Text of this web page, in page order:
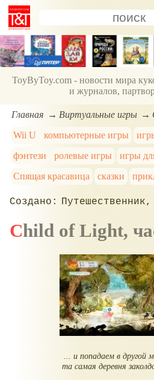
ToyByToy.com - новости мира
и журналов,
Главная Виртуальные игры
Wii U
компьютерные игры
фэнтези
ролевые игры
игры
Спящая красавица
сказки
Путешественник
Child of Light,
... и попадаем в другой
та самая деревня